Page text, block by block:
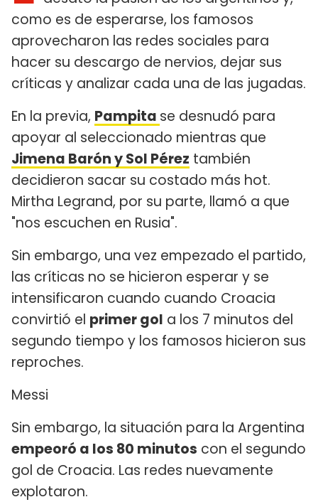
como es de esperarse, los famosos
aprovecharon las redes sociales para
hacer su descargo de nervios, dejar sus
críticas y analizar cada una de las jugadas.
En la previa, Pampita se desnudó para
apoyar al seleccionado mientras que
Jimena Barón y Sol Pérez también
decidieron sacar su costado más hot.
Mirtha Legrand, por su parte, llamó a que
"nos escuchen en Rusia".
Sin embargo, una vez empezado el partido,
las críticas no se hicieron esperar y se
intensificaron cuando cuando Croacia
convirtió el primer gol a los 7 minutos del
segundo tiempo y los famosos hicieron sus
reproches.
Messi
Sin embargo, la situación para la Argentina
empeoró a los 80 minutos con el segundo
gol de Croacia. Las redes nuevamente
explotaron.